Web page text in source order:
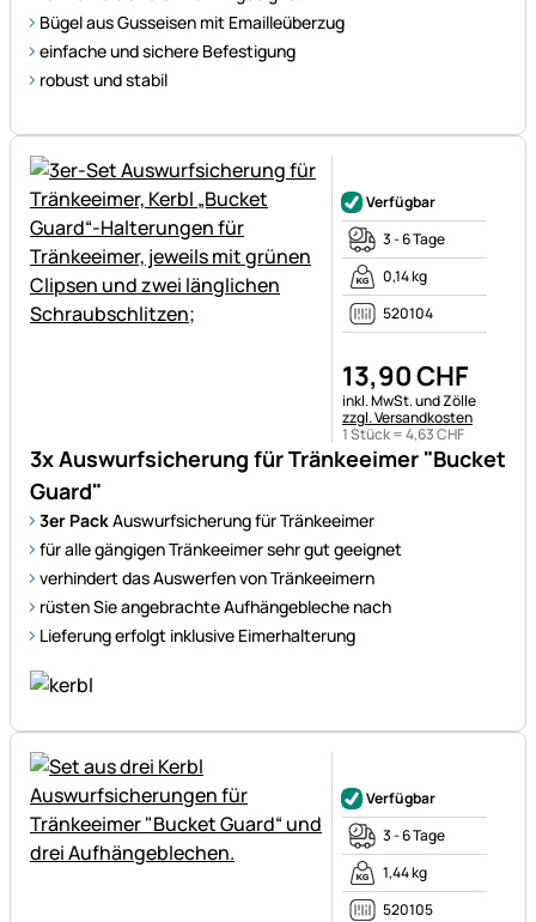
Bügel aus Gusseisen mit Emailleüberzug
einfache und sichere Befestigung
robust und stabil
3x Auswurfsicherung für Tränkeeimer "Bucket
Guard"
3er PackAuswurfsicherung für Tränkeeimer
für alle gängigen Tränkeeimer sehr gut geeignet
verhindert das Auswerfen von Tränkeeimern
rüsten Sie angebrachte Aufhängebleche nach
Lieferung erfolgt inklusive Eimerhalterung
Verfügbar
3 - 6 Tage
0,14 kg
520104
13,90CHF
Steuerhinweis:
inkl. MwSt. und Zölle
zzgl. Versandkosten
1 Stück =4,63CHF
Verfügbar
3 - 6 Tage
1,44 kg
520105